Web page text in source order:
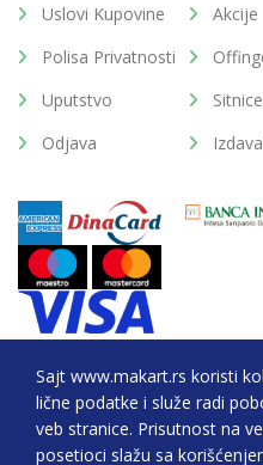
Sajt www.makart.rs koristi
lične podatke i služe radi
veb stranice. Prisutnost na
posetioci slažu sa
Uslovi Kupovine
Polisa Privatnosti
Uputstvo
Odjava
Akcije
Sitnice
2026. All Rights Reserved
BEOGRAD (NOVI